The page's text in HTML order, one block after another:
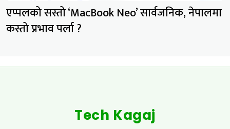
एप्पलको सस्तो ‘MacBook Neo’ सार्वजनिक, नेपालमा
कस्तो प्रभाव पर्ला ?
Tech Kagaj